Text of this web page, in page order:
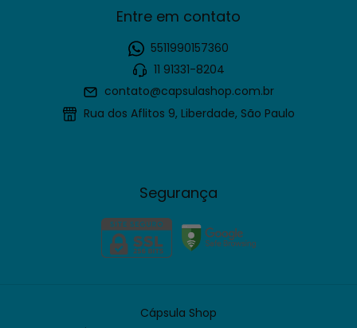
Entre em contato
5511990157360
11 91331-8204
contato@capsulashop.com.br
Rua dos Aflitos 9, Liberdade, São Paulo
Segurança
Cápsula Shop